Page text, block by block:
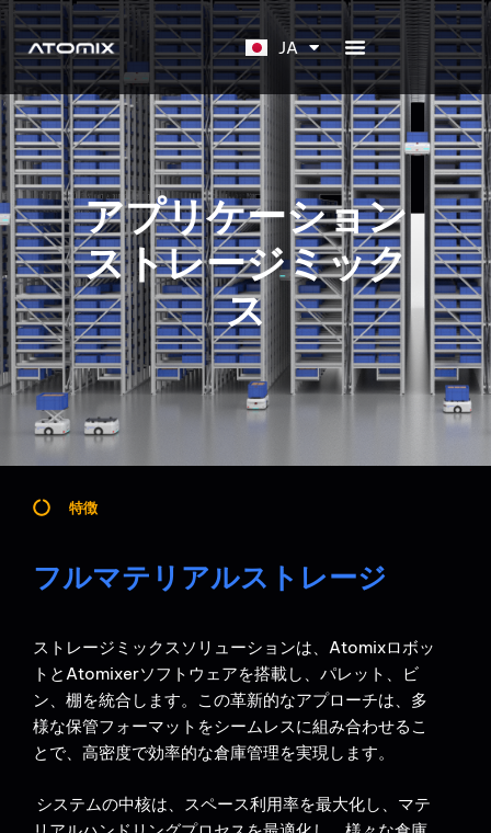
JA
EN
KO
アプリケーション
ストレージミック
ス
特徴
フルマテリアルストレージ
ストレージミックスソリューションは、Atomixロボッ
トとAtomixerソフトウェアを搭載し、パレット、ビ
ン、棚を統合します。この革新的なアプローチは、多
様な保管フォーマットをシームレスに組み合わせるこ
とで、高密度で効率的な倉庫管理を実現します。
システムの中核は、スペース利用率を最大化し、マテ